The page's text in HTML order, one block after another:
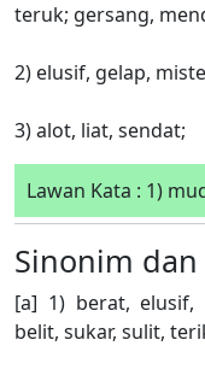
teruk; gersang,
2) elusif, gelap,
3) alot, liat, sendat;
Lawan Kata : 1)
Sinonim
[a] 1) berat,
belit, sukar, sulit,